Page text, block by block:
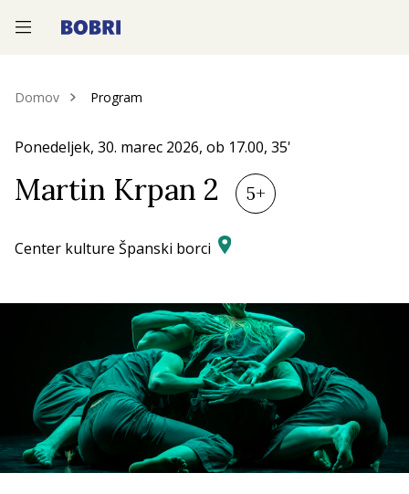
—
—
—
Domov Program
Ponedeljek, 30. marec 2026, ob 17.00, 35'
Martin Krpan 2 5+
Center kulture Španski borci